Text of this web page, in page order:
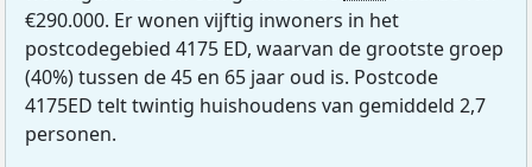
€290.000. Er wonen vijftig inwoners in het
postcodegebied 4175 ED, waarvan de grootste groep
(40%) tussen de 45 en 65 jaar oud is. Postcode
4175ED telt twintig huishoudens van gemiddeld 2,7
personen.